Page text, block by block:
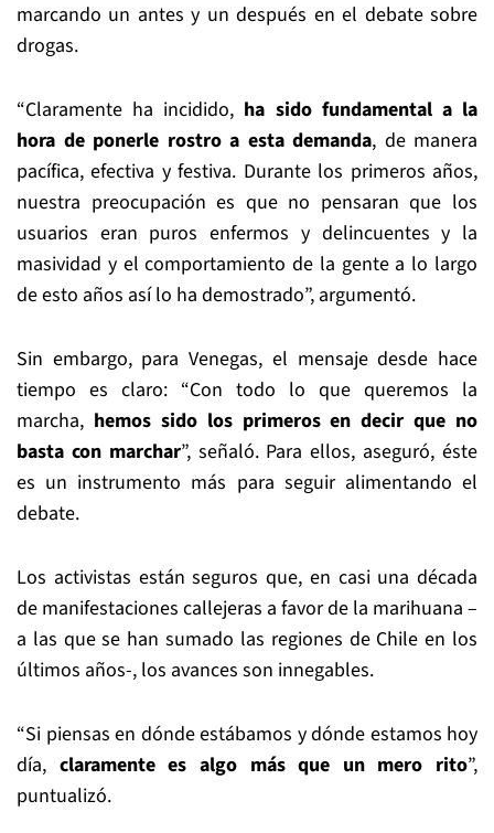
marcando un antes y un después en el debate sobre
drogas.
“Claramente ha incidido, ha sido fundamental a la
hora de ponerle rostro a esta demanda, de manera
pacífica, efectiva y festiva. Durante los primeros años,
nuestra preocupación es que no pensaran que los
usuarios eran puros enfermos y delincuentes y la
masividad y el comportamiento de la gente a lo largo
de esto años así lo ha demostrado”, argumentó.
Sin embargo, para Venegas, el mensaje desde hace
tiempo es claro: “Con todo lo que queremos la
marcha, hemos sido los primeros en decir que no
basta con marchar”, señaló. Para ellos, aseguró, éste
es un instrumento más para seguir alimentando el
debate.
Los activistas están seguros que, en casi una década
de manifestaciones callejeras a favor de la marihuana –
a las que se han sumado las regiones de Chile en los
últimos años-, los avances son innegables.
“Si piensas en dónde estábamos y dónde estamos hoy
día, claramente es algo más que un mero rito”,
puntualizó.